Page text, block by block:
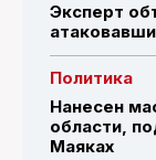
Эксперт
Политика
Нанесен
области,
Маяках